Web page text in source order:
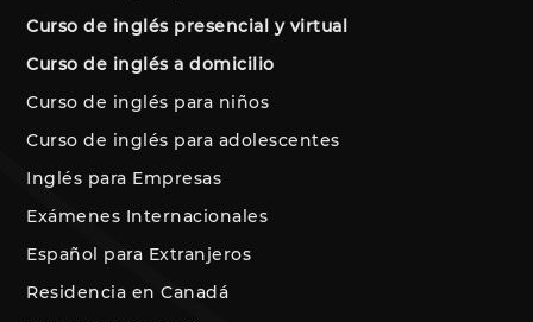
Curso de inglés presencial y virtual
Curso de inglés a domicilio
Curso de inglés para niños
Curso de inglés para adolescentes
Inglés para Empresas
Exámenes Internacionales
Español para Extranjeros
Residencia en Canadá